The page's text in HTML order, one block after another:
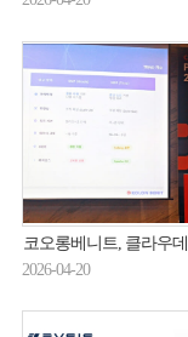
코오롱베니트, 클라우데라와 AI·데이터
2026-04-20